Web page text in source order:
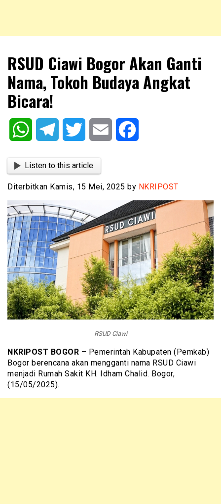
NKRIPOST
RSUD Ciawi Bogor Akan Ganti
Nama, Tokoh Budaya Angkat
Bicara!
WhatsAppTelegram Twitter Email
Listen to this article
Diterbitkan Kamis, 15 Mei, 2025 by NKRIPOST
RSUD Ciawi
NKRIPOST BOGOR – Pemerintah Kabupaten (Pemkab)
Bogor berencana akan mengganti nama RSUD Ciawi
menjadi Rumah Sakit KH. Idham Chalid. Bogor,
(15/05/2025).